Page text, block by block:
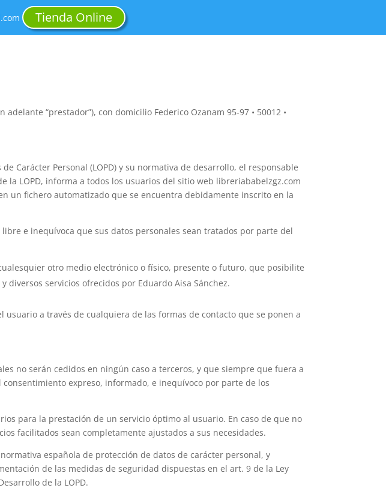
Tienda Online
“prestador”), con domicilio Federico Ozanam 95-97 • 50012 •
Carácter Personal (LOPD) y su normativa de desarrollo, el responsable
LOPD, informa a todos los usuarios del sitio web libreriababelzgz.com
un fichero automatizado que se encuentra debidamente inscrito en la
e inequívoca que sus datos personales sean tratados por parte del
otro medio electrónico o físico, presente o futuro, que posibilite
diversos servicios ofrecidos por Eduardo Aisa Sánchez.
a través de cualquiera de las formas de contacto que se ponen a
no serán cedidos en ningún caso a terceros, y que siempre que fuera a
expreso, informado, e inequívoco por parte de los
para la prestación de un servicio óptimo al usuario. En caso de que no
facilitados sean completamente ajustados a sus necesidades.
española de protección de datos de carácter personal, y
de las medidas de seguridad dispuestas en el art. 9 de la Ley
de la LOPD.